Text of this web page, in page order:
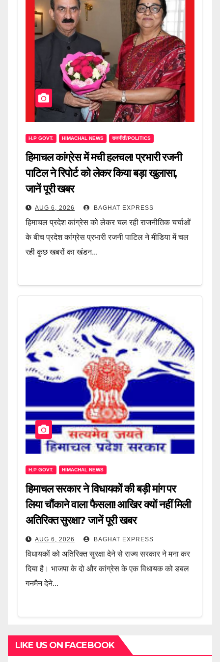
H.P GOVT. HIMACHAL NEWS राजनीती/POLITICS
हिमाचल कांग्रेस में मची हलचल! प्रभारी रजनी
पाटिल ने रिपोर्ट को लेकर किया बड़ा खुलासा,
जानें पूरी खबर
AUG 6, 2026 BAGHAT EXPRESS
हिमाचल प्रदेश कांग्रेस को लेकर चल रही राजनीतिक चर्चाओं
के बीच प्रदेश कांग्रेस प्रभारी रजनी पाटिल ने मीडिया में चल
रही कुछ खबरों का खंडन...
H.P GOVT. HIMACHAL NEWS
हिमाचल सरकार ने विधायकों की बड़ी मांग पर
लिया चौंकाने वाला फैसला! आखिर क्यों नहीं मिली
अतिरिक्त सुरक्षा? जानें पूरी खबर
AUG 6, 2026 BAGHAT EXPRESS
विधायकों को अतिरिक्त सुरक्षा देने से राज्य सरकार ने मना कर
दिया है। भाजपा के दो और कांग्रेस के एक विधायक को डबल
गनमैन देने...
LIKE US ON FACEBOOK